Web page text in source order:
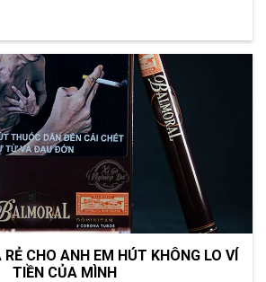
RẺ CHO ANH EM HÚT KHÔNG LO VÍ
TIỀN CỦA MÌNH